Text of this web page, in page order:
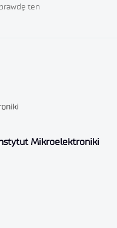
ten
Mikroelektroniki